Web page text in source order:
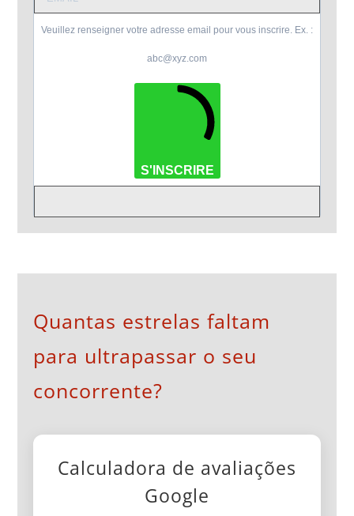
Veuillez renseigner votre adresse email pour vous inscrire. Ex. :
abc@xyz.com
S'INSCRIRE
Quantas estrelas faltam
para ultrapassar o seu
concorrente?
Calculadora de avaliações
Google